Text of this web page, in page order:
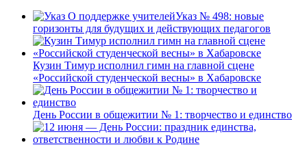
Указ № 498: новые
горизонты для будущих и действующих педагогов
Кузин Тимур исполнил гимн на главной сцене
«Российской студенческой весны» в Хабаровске
День России в общежитии № 1: творчество и единство